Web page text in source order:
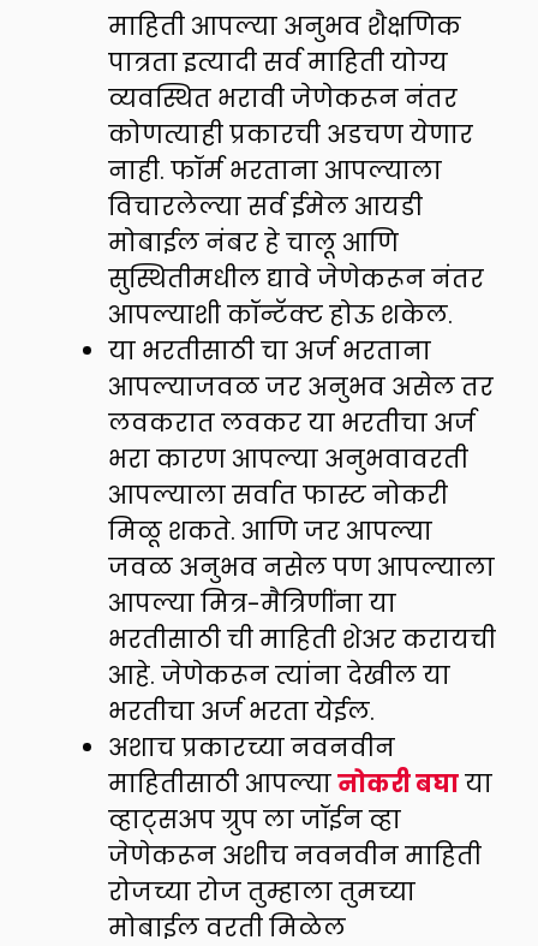
माहिती आपल्या अनुभव शैक्षणिक
पात्रता इत्यादी सर्व माहिती योग्य
व्यवस्थित भरावी जेणेकरून नंतर
कोणत्याही प्रकारची अडचण येणार
नाही. फॉर्म भरताना आपल्याला
विचारलेल्या सर्व ईमेल आयडी
मोबाईल नंबर हे चालू आणि
सुस्थितीमधील द्यावे जेणेकरून नंतर
आपल्याशी कॉन्टॅक्ट होऊ शकेल.
या भरतीसाठी चा अर्ज भरताना
आपल्याजवळ जर अनुभव असेल तर
लवकरात लवकर या भरतीचा अर्ज
भरा कारण आपल्या अनुभवावरती
आपल्याला सर्वात फास्ट नोकरी
मिळू शकते. आणि जर आपल्या
जवळ अनुभव नसेल पण आपल्याला
आपल्या मित्र-मैत्रिणींना या
भरतीसाठी ची माहिती शेअर करायची
आहे. जेणेकरून त्यांना देखील या
भरतीचा अर्ज भरता येईल.
अशाच प्रकारच्या नवनवीन
माहितीसाठी आपल्यानोकरी बघाया
व्हाट्सअप ग्रुप ला जॉईन व्हा
जेणेकरून अशीच नवनवीन माहिती
रोजच्या रोज तुम्हाला तुमच्या
मोबाईल वरती मिळेल